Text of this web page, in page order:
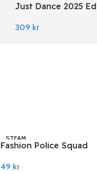
Just Dance 2025
309 kr
STEAM
Fashion Police Squad
49 kr